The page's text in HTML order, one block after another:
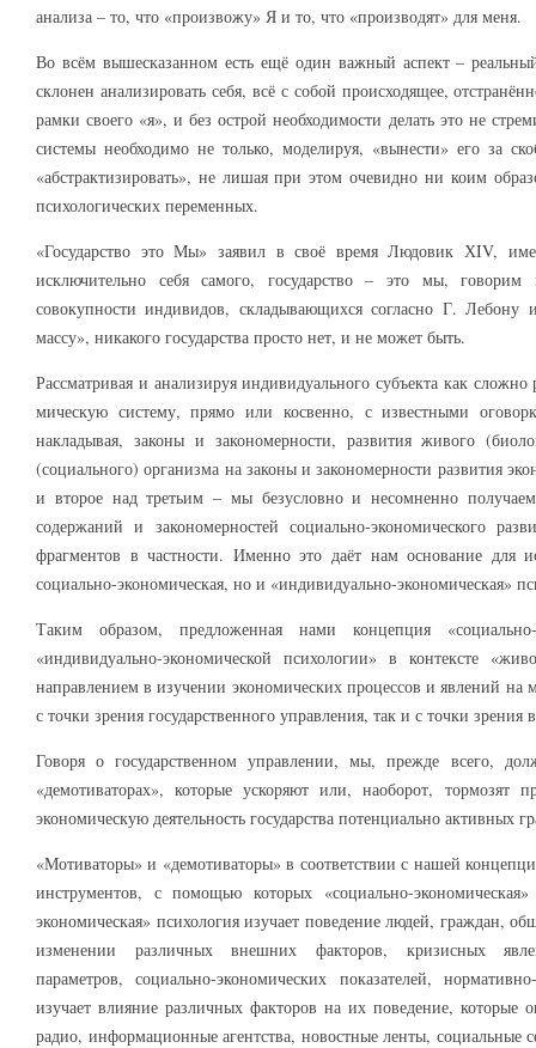
анализа – то, что «произвожу» Я и то, что «производят» для меня.
Во всём вышесказанном есть ещё один важный аспект –
склонен анализировать себя, всё с собой происходящее,
рамки своего «я», и без острой необходимости делать это не
системы необходимо не только, моделируя, «вынести» его за
«абстрактизировать», не лишая при этом очевидно ни коим
психологических переменных.
«Государство это Мы» заявил в своё время Людовик ХIV,
исключительно себя самого, государство – это мы,
совокупности индивидов, складывающихся согласно Г. Лебону
массу», никакого государства просто нет, и не может быть.
Рассматривая и анализируя индивидуального субъекта как
мическую систему, прямо или косвенно, с известными
накладывая, законы и закономерности, развития живого
(социального) организма на законы и закономерности развития
и второе над третьим – мы безусловно и несомненно
содержаний и закономерностей социально-экономического
фрагментов в частности. Именно это даёт нам основание для
социально-экономическая, но и «индивидуально-экономическая»
Таким образом, предложенная нами концепция
«индивидуально-экономической психологии» в контексте
направлением в изучении экономических процессов и явлений на
с точки зрения государственного управления, так и с точки зрения
Говоря о государственном управлении, мы, прежде всего,
«демотиваторах», которые ускоряют или, наоборот, тормозят
экономическую деятельность государства потенциально активных
«Мотиваторы» и «демотиваторы» в соответствии с нашей
инструментов, с помощью которых «социально-
экономическая» психология изучает поведение людей, граждан,
изменении различных внешних факторов, кризисных
параметров, социально-экономических показателей,
изучает влияние различных факторов на их поведение, которые
радио, информационные агентства, новостные ленты, социальные